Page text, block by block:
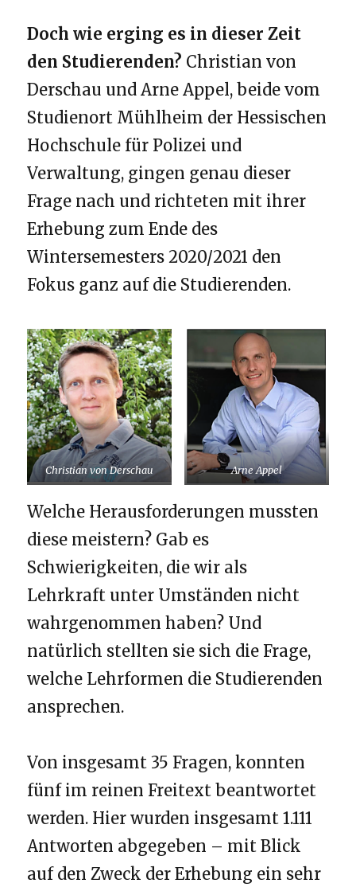
Doch wie erging es in dieser Zeit
den Studierenden? Christian von
Derschau und Arne Appel, beide vom
Studienort Mühlheim der Hessischen
Hochschule für Polizei und
Verwaltung, gingen genau dieser
Frage nach und richteten mit ihrer
Erhebung zum Ende des
Wintersemesters 2020/2021 den
Fokus ganz auf die Studierenden.
Christian von Derschau Arne Appel
Welche Herausforderungen mussten
diese meistern? Gab es
Schwierigkeiten, die wir als
Lehrkraft unter Umständen nicht
wahrgenommen haben? Und
natürlich stellten sie sich die Frage,
welche Lehrformen die Studierenden
ansprechen.
Von insgesamt 35 Fragen, konnten
fünf im reinen Freitext beantwortet
werden. Hier wurden insgesamt 1.111
Antworten abgegeben – mit Blick
auf den Zweck der Erhebung ein sehr